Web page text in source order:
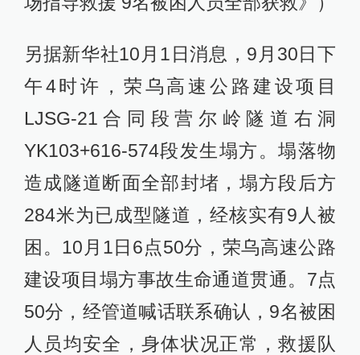
另据新华社10月1日消息，9月30日下
午4时许，荣乌高速公路建设项目
LJSG-21合同段营尔岭隧道右洞
YK103+616-574段发生塌方。塌落物
造成隧道断面全部封堵，塌方段后方
284米为已成型隧道，经核实有9人被
困。10月1日6点50分，荣乌高速公路
建设项目塌方事故生命通道贯通。7点
50分，经管道喊话联系确认，9名被困
人员均安全，身体状况正常，救援队